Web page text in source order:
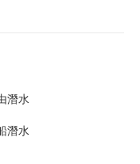
潛水
潛水